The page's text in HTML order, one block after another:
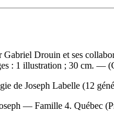
Gabriel Drouin et ses
: 1 illustration ; 30 cm. —
de Joseph Labelle (12
— Famille 4. Québec